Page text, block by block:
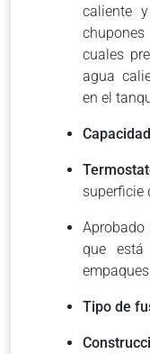
caliente
cuales
agua
en el
superficie
Aprobado
que
Tipo de